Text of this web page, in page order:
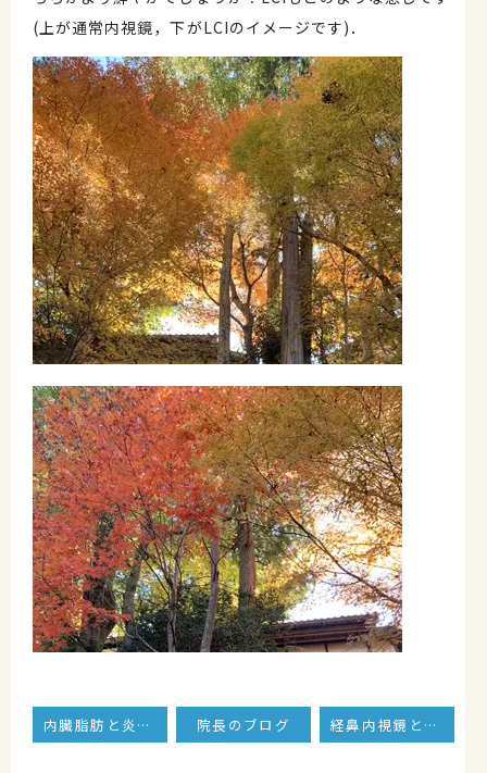
(上が通常内視鏡，下がLCIのイメージです)．
内臓脂肪と炎症性腸疾患の治療効果 院長のブログ 経鼻内視鏡と画像強調とAIと．